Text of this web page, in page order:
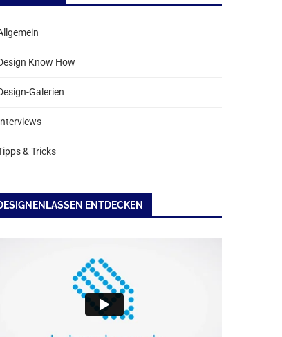
Know How
Galerien
& Tricks
ENTDECKEN